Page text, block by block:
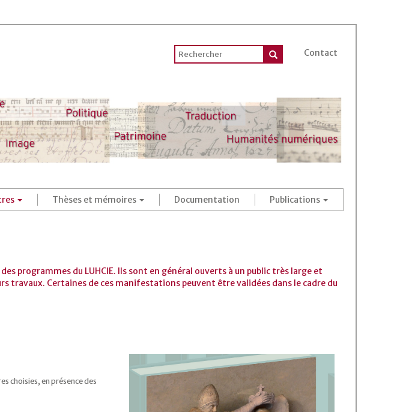
Contact
Thèses et mémoires Documentation Publications
programmes du LUHCIE. Ils sont en général ouverts à un public très large et
travaux. Certaines de ces manifestations peuvent être validées dans le cadre du
choisies, en présence des